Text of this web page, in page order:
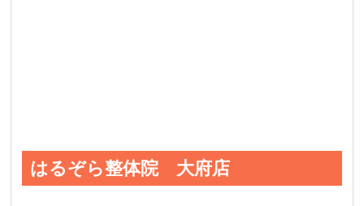
はるぞら整体院 大府店